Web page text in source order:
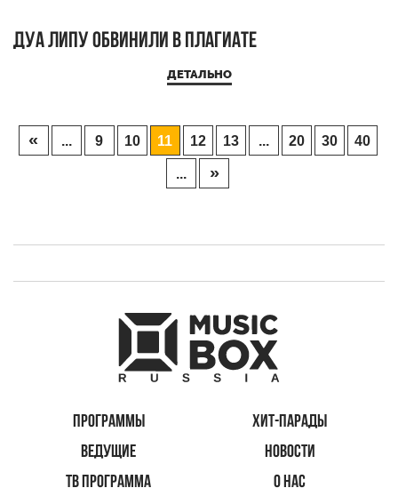
Дуа Липу обвинили в плагиате
ДЕТАЛЬНО
« ... 9 10 11 12 13 ... 20 30 40
... »
ПРОГРАММЫ
ХИТ-ПАРАДЫ
ВЕДУЩИЕ
НОВОСТИ
ТВ ПРОГРАММА
О НАС